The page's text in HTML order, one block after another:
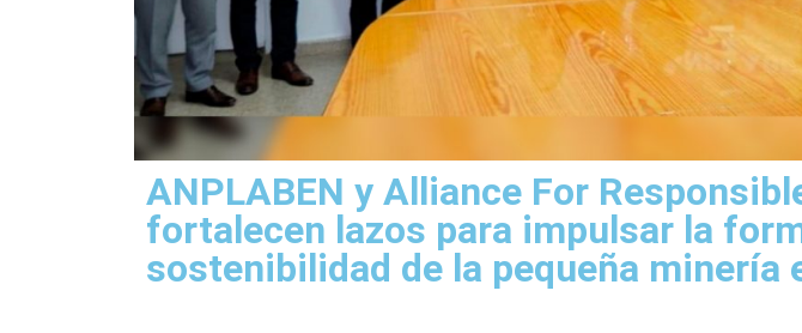
ANPLABEN y Alliance For
fortalecen lazos para impulsar la
sostenibilidad de la pequeña minería